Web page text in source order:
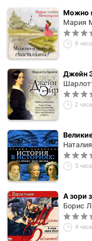
Можно
Мария
9
Джейн
2
3
А зори
Борис
4